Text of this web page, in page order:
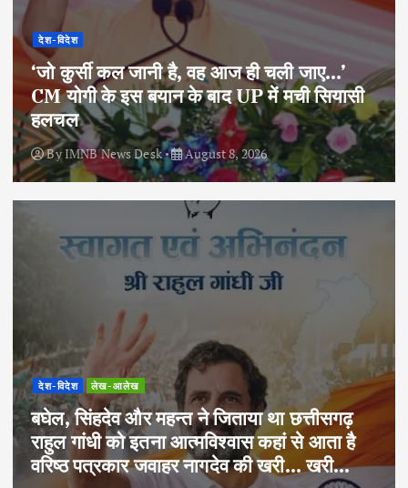
देश-विदेश
‘जो कुर्सी कल जानी है, वह आज ही चली जाए…’
CM योगी के इस बयान के बाद UP में मची सियासी
हलचल
ByIMNB News Desk August 8, 2026
देश-विदेश लेख-आलेख
बघेल, सिंहदेव और महन्त ने जिताया था छत्तीसगढ़
राहुल गांधी को इतना आत्मविश्वास कहां से आता है
वरिष्ठ पत्रकार जवाहर नागदेव की खरी… खरी…